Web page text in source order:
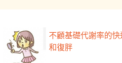
不顧基礎代謝率的
和復胖